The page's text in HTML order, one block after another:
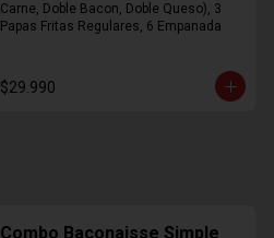
Carne, Doble Bacon, Doble Queso), 3
Papas Fritas Regulares, 6 Empanada
$29.990
Combo Baconaisse Simple